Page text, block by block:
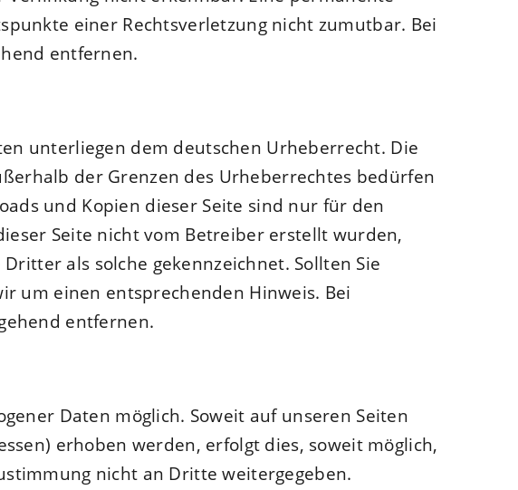
einer Rechtsverletzung nicht zumutbar. Bei
entfernen.
unterliegen dem deutschen Urheberrecht. Die
der Grenzen des Urheberrechtes bedürfen
und Kopien dieser Seite sind nur für den
Seite nicht vom Betreiber erstellt wurden,
als solche gekennzeichnet. Sollten Sie
um einen entsprechenden Hinweis. Bei
entfernen.
Daten möglich. Soweit auf unseren Seiten
erhoben werden, erfolgt dies, soweit möglich,
nicht an Dritte weitergegeben.